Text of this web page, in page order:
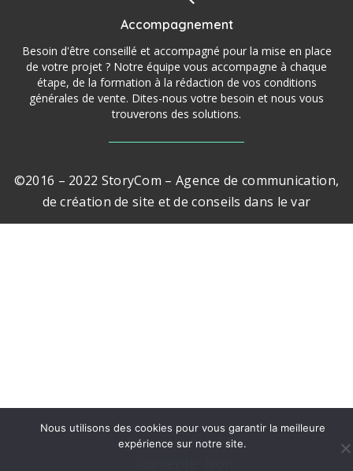
Accompagnement
Besoin d'être conseillé et accompagné pour la mise en place
de votre projet ? Notre équipe vous accompagne à chaque
étape, de la formation à la rédaction de vos conditions
générales de vente. Dites-nous votre besoin et nous vous
trouverons des solutions.
©2016 – 2022 StoryCom – Agence de communication,
de création de site et de conseils dans le var
💬
Nous utilisons des cookies pour vous garantir la meilleure
expérience sur notre site.